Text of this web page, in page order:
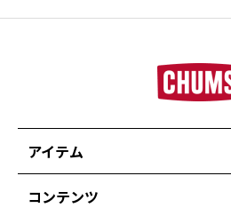
アイテム
コンテンツ